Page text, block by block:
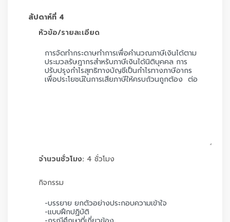
สัปดาห์ที่ 4
หัวข้อ/รายละเอียด
จำนวนชั่วโมง: 4 ชั่วโมง
กิจกรรม